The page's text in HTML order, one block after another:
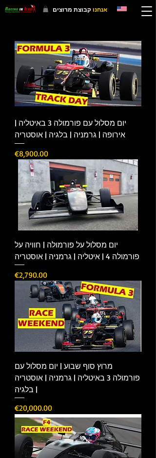
אנחנוקבוצת מרוצים
יום מסלול עם פורמולה 3 באיטליה |
אירופה | גרמניה | בלגיה | אוסטריה
Price
€8,900.00
יום מסלול על פורמולה | חוויה על
פורמולה 4 | איטליה | גרמניה | אוסטריה
Price
€2,790.00
מרוץ סוף שבוע | יום מסלול עם
פורמולה 3 באיטליה | גרמניה | אוסטריה
| בלגיה
Price
€20,000.00